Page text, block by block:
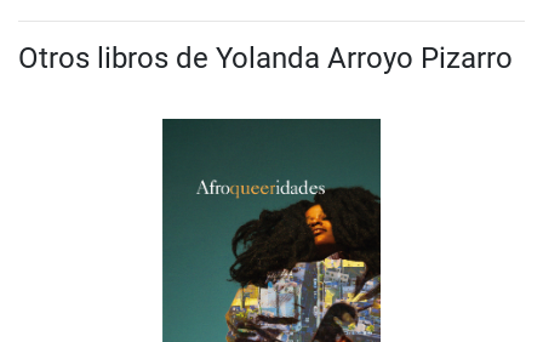
Otros libros de Yolanda Arroyo Pizarro